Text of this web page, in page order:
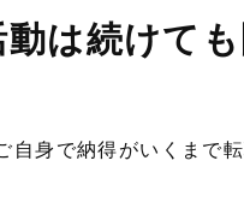
は続けて
自身で納得がいくまで